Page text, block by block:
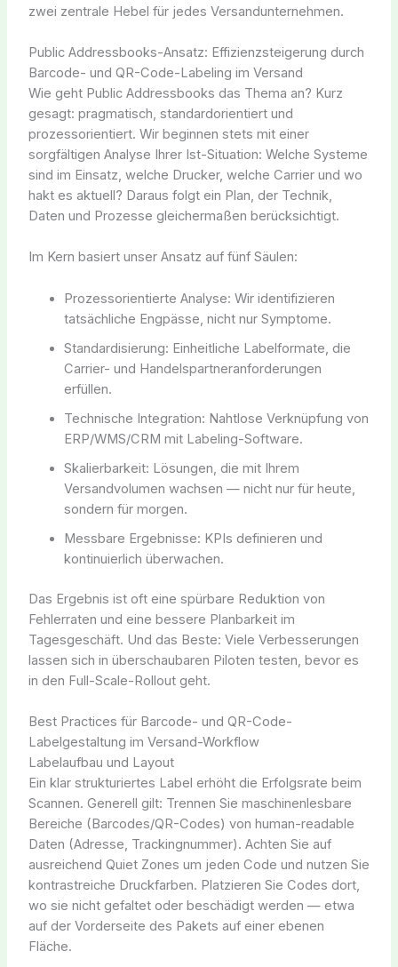
zwei zentrale Hebel für jedes Versandunternehmen.
Public Addressbooks-Ansatz: Effizienzsteigerung durch
Barcode- und QR-Code-Labeling im Versand
Wie geht Public Addressbooks das Thema an? Kurz
gesagt: pragmatisch, standardorientiert und
prozessorientiert. Wir beginnen stets mit einer
sorgfältigen Analyse Ihrer Ist-Situation: Welche Systeme
sind im Einsatz, welche Drucker, welche Carrier und wo
hakt es aktuell? Daraus folgt ein Plan, der Technik,
Daten und Prozesse gleichermaßen berücksichtigt.
Im Kern basiert unser Ansatz auf fünf Säulen:
Prozessorientierte Analyse: Wir identifizieren
tatsächliche Engpässe, nicht nur Symptome.
Standardisierung: Einheitliche Labelformate, die
Carrier- und Handelspartneranforderungen
erfüllen.
Technische Integration: Nahtlose Verknüpfung von
ERP/WMS/CRM mit Labeling-Software.
Skalierbarkeit: Lösungen, die mit Ihrem
Versandvolumen wachsen — nicht nur für heute,
sondern für morgen.
Messbare Ergebnisse: KPIs definieren und
kontinuierlich überwachen.
Das Ergebnis ist oft eine spürbare Reduktion von
Fehlerraten und eine bessere Planbarkeit im
Tagesgeschäft. Und das Beste: Viele Verbesserungen
lassen sich in überschaubaren Piloten testen, bevor es
in den Full-Scale-Rollout geht.
Best Practices für Barcode- und QR-Code-
Labelgestaltung im Versand-Workflow
Labelaufbau und Layout
Ein klar strukturiertes Label erhöht die Erfolgsrate beim
Scannen. Generell gilt: Trennen Sie maschinenlesbare
Bereiche (Barcodes/QR-Codes) von human-readable
Daten (Adresse, Trackingnummer). Achten Sie auf
ausreichend Quiet Zones um jeden Code und nutzen Sie
kontrastreiche Druckfarben. Platzieren Sie Codes dort,
wo sie nicht gefaltet oder beschädigt werden — etwa
auf der Vorderseite des Pakets auf einer ebenen
Fläche.